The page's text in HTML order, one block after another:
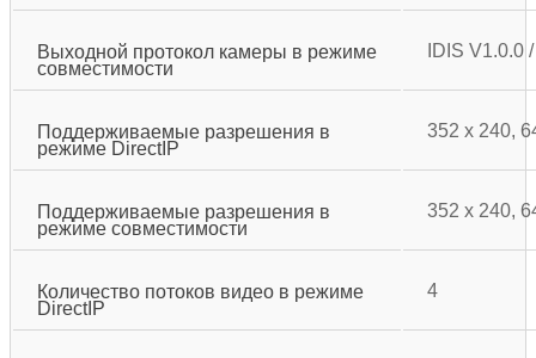
Выходной протокол камеры в режиме
совместимости
IDIS
Поддерживаемые разрешения в
режиме DirectIP
352 x 240,
Поддерживаемые разрешения в
режиме совместимости
352 x 240,
Количество потоков видео в режиме
DirectIP
4